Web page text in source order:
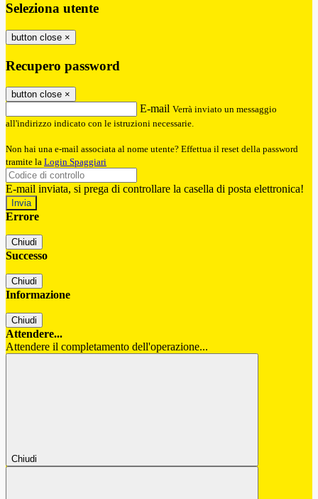
Seleziona utente
button close ×
Recupero password
button close ×
E-mail Verrà inviato un messaggio
all'indirizzo indicato con le istruzioni necessarie.
Non hai una e-mail associata al nome utente? Effettua il reset della password
tramite la Login Spaggiari
E-mail inviata, si prega di controllare la casella di posta elettronica!
Errore
Chiudi
Successo
Chiudi
Informazione
Chiudi
Attendere...
Attendere il completamento dell'operazione...
Chiudi